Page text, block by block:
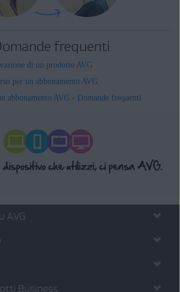
frequenti
di un prodotto AVG
per un abbonamento AVG
abbonamento AVG - Domande frequenti
AVG
Business